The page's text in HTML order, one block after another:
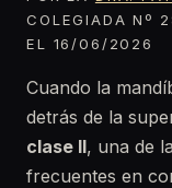
COLEGIADA Nº
EL 16/06/2026
Cuando la
detrás de la
clase II, una de
frecuentes en